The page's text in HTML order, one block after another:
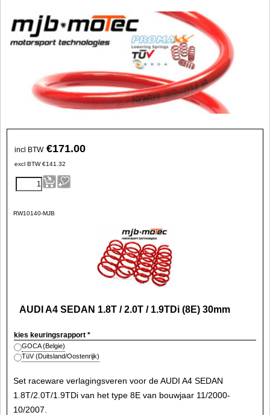
incl BTW €171.00
excl BTW €141.32
RW10140-MJB
AUDI A4 SEDAN 1.8T / 2.0T / 1.9TDi (8E) 30mm
kies keuringsrapport *
GOCA (Belgie)
TüV (Duitsland/Oostenrijk)
Set raceware verlagingsveren voor de AUDI A4 SEDAN
1.8T/2.0T/1.9TDi van het type 8E van bouwjaar 11/2000-
10/2007.